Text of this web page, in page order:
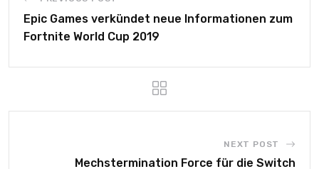
Mechstermination Force für die Switch
Kategorien